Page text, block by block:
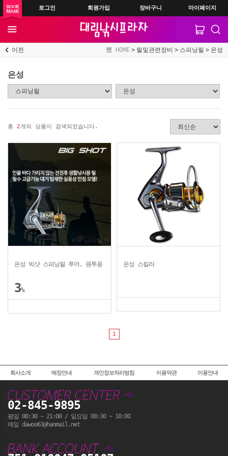
로그인 회원가입 장바구니 마이페이지
이전 HOME 릴및관련장비 스피닝릴 은성
은성
총 2개의 상품이 검색되었습니다.
은성 빅샷 스피닝릴 루어, 원투용
3%
은성 스킬라
1
회사소개 매장안내 개인정보처리방침 이용약관 이용안내
02-845-9895
평일 08:30 ~ 21:00 / 일요일 08:30 ~ 18:00
메일 dawoo63@hanmail.net